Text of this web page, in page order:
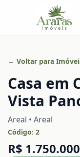
← Voltar para
Casa em
Vista
Areal • Areal
Código: 2
R$